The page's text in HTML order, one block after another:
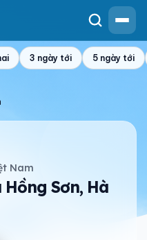
3 ngày tới 5 ngày tới
Nam
Sơn, Hà